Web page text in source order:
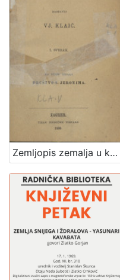
Zemljopis zemalja u kojih obitavaju Hrvati